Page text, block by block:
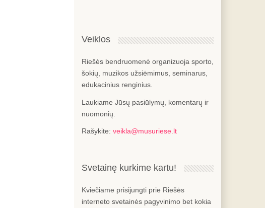
Veiklos
Riešės bendruomenė organizuoja sporto,
šokių, muzikos užsiėmimus, seminarus,
edukacinius renginius.
Laukiame Jūsų pasiūlymų, komentarų ir
nuomonių.
Rašykite: veikla@musuriese.lt
Svetainę kurkime kartu!
Kviečiame prisijungti prie Riešės
interneto svetainės pagyvinimo bet kokia